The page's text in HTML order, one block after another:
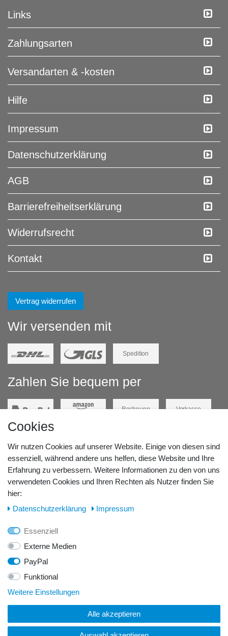
Links
Zahlungsarten
Versandarten & -kosten
Hilfe
Impressum
Daten­schutz­erklärung
AGB
Barrierefreiheitserklärung
Widerrufs­recht
Kontakt
Vertrag widerrufen
Wir versenden mit
Spedition
Zahlen Sie bequem per
Rechnung Vorkasse
Unsere Lageradresse:
GeBOOTE24 - Martin Rolle & Iris Kleiner GbR
Tel.: 0176 42 28 58 17
E-Mail:
info@geboote24.de
© Copyright 2026 GeBOOTE24 - Martin Rolle & Iris Kleiner
GbR. Alle Rechte vorbehalten.
Cookies
Wir nutzen Cookies auf unserer Website. Einige von diesen sind
essenziell, während andere uns helfen, diese Website und Ihre
Erfahrung zu verbessern. Weitere Informationen zu den von uns
verwendeten Cookies und Ihren Rechten als Nutzer finden Sie
hier:
Daten­schutz­erklärung
Impressum
Essenziell
Externe Medien
PayPal
Funktional
Weitere Einstellungen
Alle akzeptieren